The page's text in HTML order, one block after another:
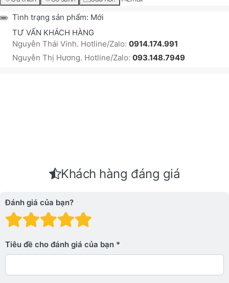
Tình trạng sản phẩm: Mới
TƯ VẤN KHÁCH HÀNG
Nguyễn Thái Vinh. Hotline/Zalo: 0914.174.991
Nguyễn Thị Hương. Hotline/Zalo: 093.148.7949
Khách hàng đáng giá
Đánh giá của bạn?
Đánh giá: 4 trên 5
Đánh giá: 3 trên 5 sao.
Đánh giá: 2 trên 5 sao.
Đánh giá: 1 trên 5 sao. Xấu
Tiêu đề cho đánh giá của bạn